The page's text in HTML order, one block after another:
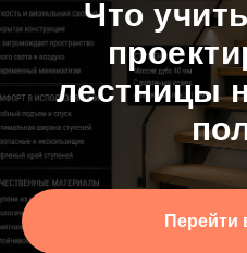
Что
лестницы
Перейти